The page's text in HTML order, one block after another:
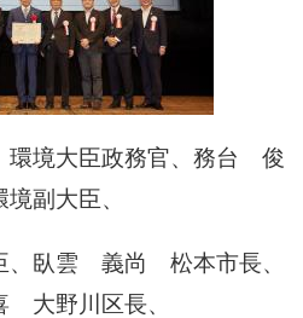
境大臣政務官、務台 俊
副大臣、
臥雲 義尚 松本市長、
大野川区長、